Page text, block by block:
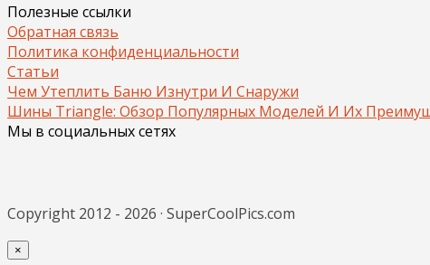
Полезные ссылки
Обратная связь
Политика конфиденциальности
Статьи
Чем Утеплить Баню Изнутри И Снаружи
Шины Triangle: Обзор Популярных Моделей И Их
Мы в социальных сетях
Copyright 2012 - 2026 · SuperCoolPics.com
×